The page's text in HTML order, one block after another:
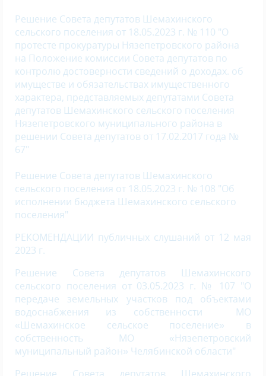
Решение Совета депутатов Шемахинского
сельского поселения от 18.05.2023 г. № 110 "О
протесте прокуратуры Нязепетровского района
на Положение комиссии Совета депутатов по
контролю достоверности сведений о доходах. об
имуществе и обязательствах имущественного
характера, представляемых депутатами Совета
депутатов Шемахинского сельского поселения
Нязепетровского муниципального района в
решении Совета депутатов от 17.02.2017 года №
67"
Решение Совета депутатов Шемахинского
сельского поселения от 18.05.2023 г. № 108 "Об
исполнении бюджета Шемахинского сельского
поселения"
РЕКОМЕНДАЦИИ публичных слушаний от 12 мая
2023 г.
Решение Совета депутатов Шемахинского
сельского поселения от 03.05.2023 г. № 107 "О
передаче земельных участков под объектами
водоснабжения из собственности МО
«Шемахинское сельское поселение» в
собственность МО «Нязепетровский
муниципальный район» Челябинской области"